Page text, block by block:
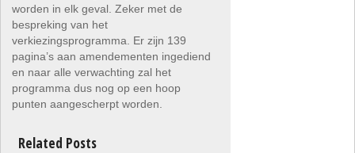
worden in elk geval. Zeker met de
bespreking van het
verkiezingsprogramma. Er zijn 139
pagina’s aan amendementen ingediend
en naar alle verwachting zal het
programma dus nog op een hoop
punten aangescherpt worden.
Related Posts